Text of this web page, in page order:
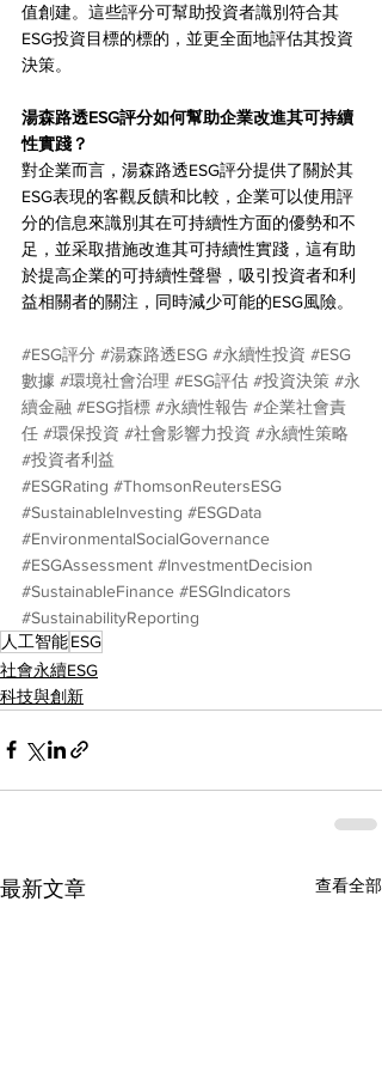
值創建。這些評分可幫助投資者識別符合其
ESG投資目標的標的，並更全面地評估其投資
決策。
湯森路透ESG評分如何幫助企業改進其可持續
性實踐？
對企業而言，湯森路透ESG評分提供了關於其
ESG表現的客觀反饋和比較，企業可以使用評
分的信息來識別其在可持續性方面的優勢和不
足，並采取措施改進其可持續性實踐，這有助
於提高企業的可持續性聲譽，吸引投資者和利
益相關者的關注，同時減少可能的ESG風險。
#ESG評分 #湯森路透ESG #永續性投資 #ESG
數據 #環境社會治理 #ESG評估 #投資決策 #永
續金融 #ESG指標 #永續性報告 #企業社會責
任 #環保投資 #社會影響力投資 #永續性策略
#投資者利益
#ESGRating #ThomsonReutersESG
#SustainableInvesting #ESGData
#EnvironmentalSocialGovernance
#ESGAssessment #InvestmentDecision
#SustainableFinance #ESGIndicators
#SustainabilityReporting
人工智能ESG
社會永續ESG
科技與創新
最新文章 查看全部